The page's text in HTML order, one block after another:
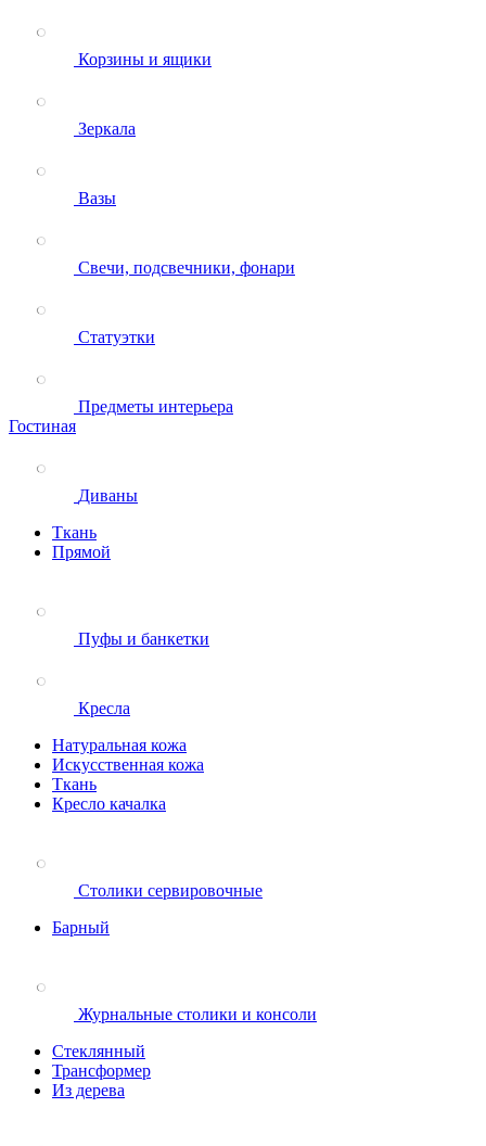
Корзины и ящики
Зеркала
Вазы
Свечи, подсвечники, фонари
Статуэтки
Предметы интерьера
Гостиная
Диваны
Ткань
Прямой
Пуфы и банкетки
Кресла
Натуральная кожа
Искусственная кожа
Ткань
Кресло качалка
Столики сервировочные
Барный
Журнальные столики и консоли
Стеклянный
Трансформер
Из дерева